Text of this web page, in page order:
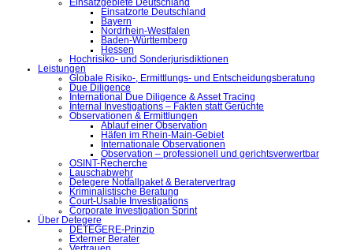
Einsatzgebiete Deutschland
Einsatzorte Deutschland
Bayern
Nordrhein-Westfalen
Baden-Württemberg
Hessen
Hochrisiko- und Sonderjurisdiktionen
Leistungen
Globale Risiko-, Ermittlungs- und Entscheidungsberatung
Due Diligence
International Due Diligence & Asset Tracing
Internal Investigations – Fakten statt Gerüchte
Observationen & Ermittlungen
Ablauf einer Observation
Häfen im Rhein-Main-Gebiet
Internationale Observationen
Observation – professionell und gerichtsverwertbar
OSINT-Recherche
Lauschabwehr
Detegere Notfallpaket & Beratervertrag
Kriminalistische Beratung
Court-Usable Investigations
Corporate Investigation Sprint
Über Detegere
DETEGERE-Prinzip
Externer Berater
Vertrauen